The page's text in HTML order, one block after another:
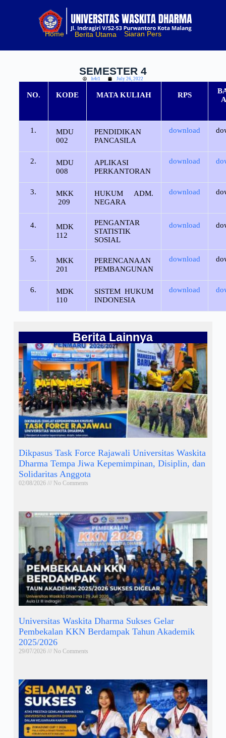
Home Berita Utama Siaran Pers
SEMESTER 4
h4r1 July 26, 2022
NO. KODE MATA KULIAH RPS
1.
MDU
002
PENDIDIKAN
PANCASILA
download
2.
MDU
008
APLIKASI
PERKANTORAN
download
3.
MKK
209
HUKUM ADM.
NEGARA
download
4.
MDK
112
PENGANTAR
STATISTIK
SOSIAL
download
5.
MKK
201
PERENCANAAN
PEMBANGUNAN
download
6.
MDK
110
SISTEM HUKUM
INDONESIA
download
Berita Lainnya
Dikpasus Task Force Rajawali Universitas Waskita
Dharma Tempa Jiwa Kepemimpinan, Disiplin, dan
Solidaritas Anggota
02/08/2026 No Comments
Universitas Waskita Dharma Sukses Gelar
Pembekalan KKN Berdampak Tahun Akademik
2025/2026
29/07/2026 No Comments